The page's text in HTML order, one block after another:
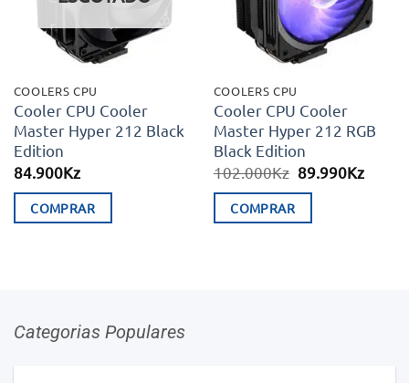
COOLERS CPU
Cooler CPU Cooler
Master Hyper 212 Black
Edition
84.900Kz
COMPRAR
COOLERS CPU
Cooler CPU Cooler
Master Hyper 212 RGB
Black Edition
102.000Kz O
era:
89.990KzO
COMPRAR
Categorias Populares